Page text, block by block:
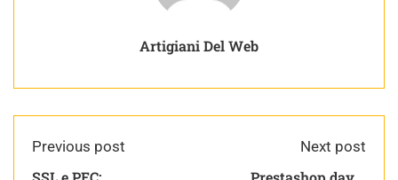
Artigiani Del Web
Previous post Next post